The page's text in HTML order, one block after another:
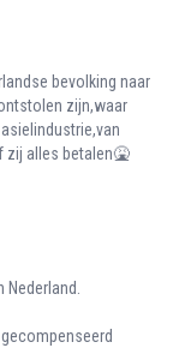
bevolking naar
zijn,waar
zij alles betalen🤮
Nederland.